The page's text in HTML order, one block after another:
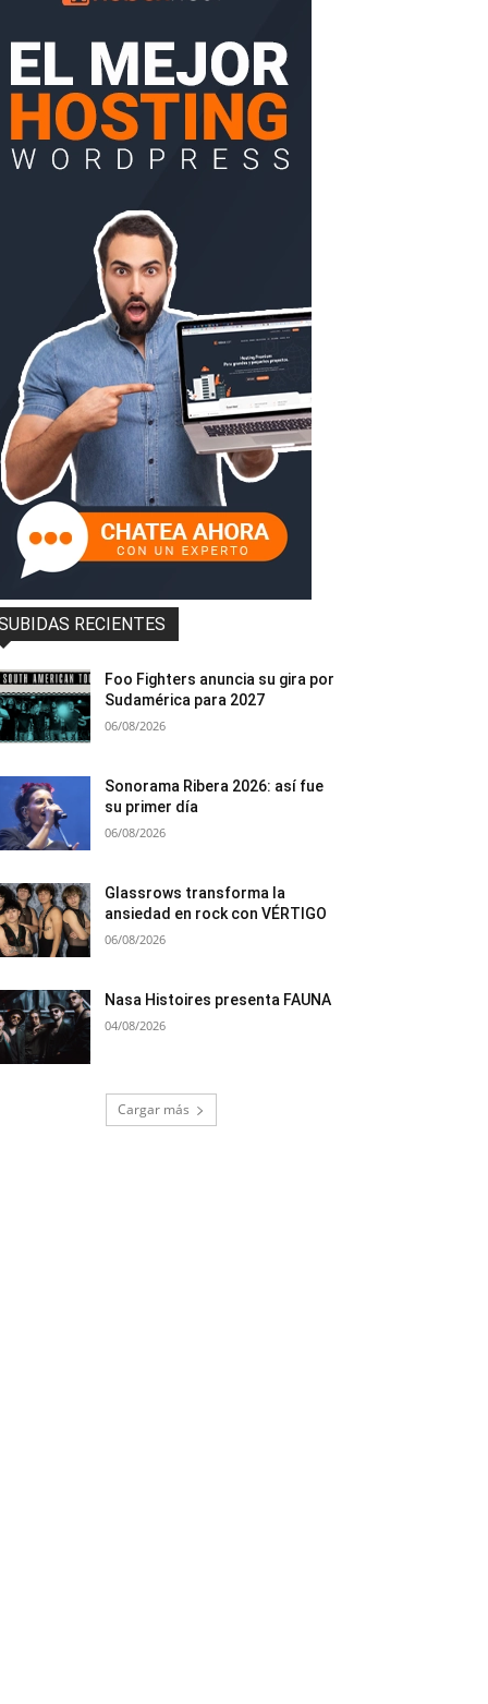
RECIENTES
Foo Fighters anuncia su gira por
Sudamérica para 2027
06/08/2026
Sonorama Ribera 2026: así fue
su primer día
06/08/2026
Glassrows transforma la
ansiedad en rock con VÉRTIGO
06/08/2026
Nasa Histoires presenta FAUNA
04/08/2026
Cargar más